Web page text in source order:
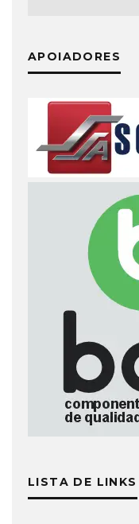
APOIADORES
LISTA DE LINKS